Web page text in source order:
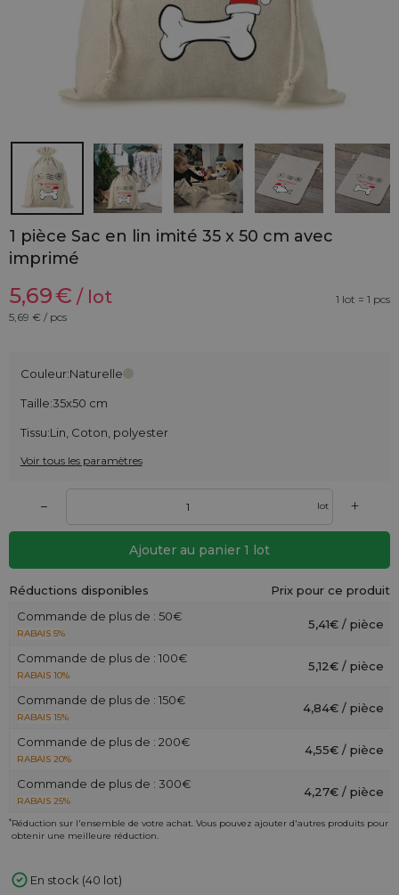
1 pièce Sac en lin imité 35 x 50 cm avec
imprimé
5,69€ / lot
1 lot = 1 pcs
5,69 € / pcs
Couleur:Naturelle
Taille:35x50 cm
Tissu:Lin, Coton, polyester
Voir tous les paramètres
– lot +
Ajouter au panier 1 lot
Réductions disponibles
Prix pour ce produit
Commande de plus de : 50€
RABAIS 5%
5,41€ / pièce
Commande de plus de : 100€
RABAIS 10%
5,12€ / pièce
Commande de plus de : 150€
RABAIS 15%
4,84€ / pièce
Commande de plus de : 200€
RABAIS 20%
4,55€ / pièce
Commande de plus de : 300€
RABAIS 25%
4,27€ / pièce
*Réduction sur l'ensemble de votre achat. Vous pouvez ajouter d'autres produits pour
obtenir une meilleure réduction.
En stock (40 lot)